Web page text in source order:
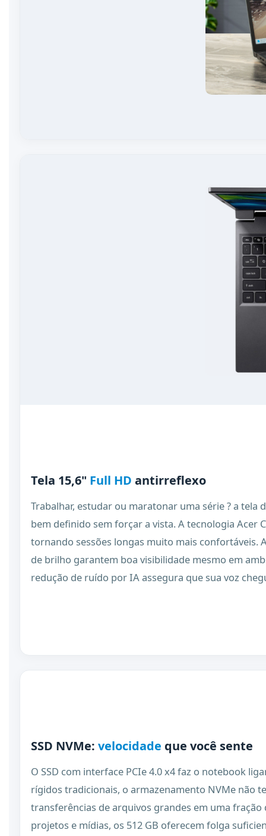
Tela 15,6" Full HD antirreflexo
Trabalhar, estudar ou maratonar uma série ? a tela
bem definido sem forçar a vista. A tecnologia
tornando sessões longas muito mais confortáveis.
de brilho garantem boa visibilidade mesmo em
redução de ruído por IA assegura que sua voz
SSD NVMe: velocidade que você sente
O SSD com interface PCIe 4.0 x4 faz o notebook
rígidos tradicionais, o armazenamento NVMe não
transferências de arquivos grandes em uma
projetos e mídias, os 512 GB oferecem folga